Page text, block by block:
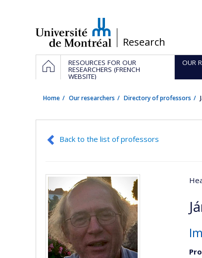
/Research
Navigation
principale
HOMERESOURCES FOR OUR
RESEARCHERS (FRENCH
WEBSITE)
OUR
Home Our researchers Directory of professors
Back to the list of professors